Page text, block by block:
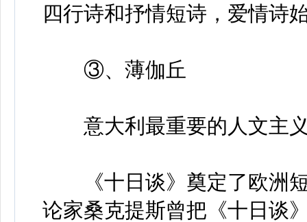
四行诗和抒情短诗，爱情诗
③、薄伽丘
意大利最重要的人文主
《十日谈》奠定了欧洲短
论家桑克提斯曾把《十日谈